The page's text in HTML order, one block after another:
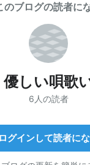
のブログの読者に
優しい唄歌
6人の読者
ログインして読者に